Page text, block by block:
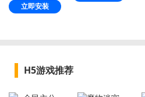
立即安装
H5游戏推荐